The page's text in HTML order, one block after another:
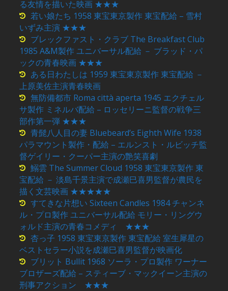
る友情を描いた映画 ★★★
若い娘たち 1958 東宝東京製作 東宝配給 – 雪村
いずみ主演 ★★★
ブレックファスト・クラブ The Breakfast Club
1985 A&M製作 ユニバーサル配給 － ブラッド・パ
ックの青春映画 ★★★
ある日わたしは 1959 東宝東京製作 東宝配給 －
上原美佐主演青春映画
無防備都市 Roma città aperta 1945 エクチェル
サ製作 ミネルバ配給 – ロッセリーニ監督の戦争三
部作第一弾 ★★★
青髭八人目の妻 Bluebeard’s Eighth Wife 1938
パラマウント製作・配給 – エルンスト・ルビッチ監
督ゲイリー・クーパー主演の艶笑喜劇
鰯雲 The Summer Cloud 1958 東宝東京製作 東
宝配給 － 淡島千景主演で成瀬巳喜男監督が農民を
描く文芸映画 ★★★★★
すてきな片想い Sixteen Candles 1984 チャンネ
ル・プロ製作 ユニバーサル配給 モリー・リングウ
ォルド主演の青春コメディ ★★★
杏っ子 1958 東宝東京製作 東宝配給 室生犀星の
ベストセラー小説を成瀬巳喜男監督が映画化
ブリット Bullit 1968 ソーラ・プロ製作 ワーナー
ブロザーズ配給 – スティーブ・マックイーン主演の
刑事アクション ★★★